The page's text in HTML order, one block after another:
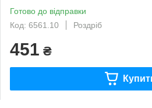
Готово до відправки
Код: 6561.10
Роздріб
451 ₴